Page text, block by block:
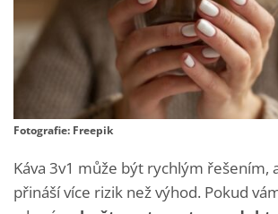
Fotografie: Freepik
Káva 3v1 může být rychlým řešením,
přináší více rizik než výhod. Pokud